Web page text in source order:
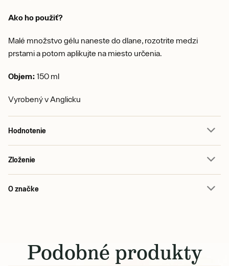
Ako ho použiť?
Malé množstvo gélu naneste do dlane, rozotrite medzi
prstami a potom aplikujte na miesto určenia.
Objem: 150 ml
Vyrobený v Anglicku
Hodnotenie
Zloženie
O značke
Podobné produkty